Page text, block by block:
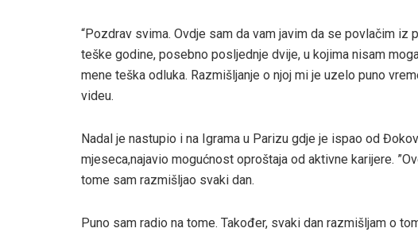
“Pozdrav svima. Ovdje sam da vam javim da se povlačim
teške godine, posebno posljednje dvije, u kojima nisam
mene teška odluka. Razmišljanje o njoj mi je uzelo puno
videu.
Nadal je nastupio i na Igrama u Parizu gdje je ispao od
mjeseca,najavio mogućnost oproštaja od aktivne karijere.
tome sam razmišljao svaki dan.
Puno sam radio na tome. Također, svaki dan razmišljam o